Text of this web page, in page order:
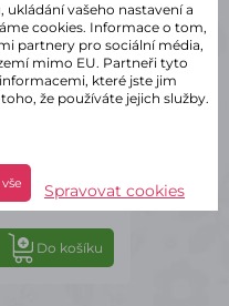
do 2 dnů
Do košíku
ukládání vašeho nastavení a
cookies. Informace o tom,
partnery pro sociální média,
mimo EU. Partneři tyto
které jste jim
že používáte jejich služby.
Spravovat cookies